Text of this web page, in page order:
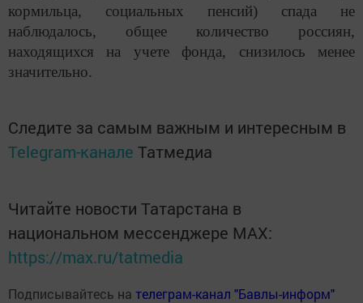
кормильца, социальных пенсий) спада не
наблюдалось, общее количество россиян,
находящихся на учете фонда, снизилось менее
значительно.
Следите за самым важным и интересным в
Telegram-канале Татмедиа
Читайте новости Татарстана в
национальном мессенджере MАХ:
https://max.ru/tatmedia
Подписывайтесь на телеграм-канал "Бавлы-информ"